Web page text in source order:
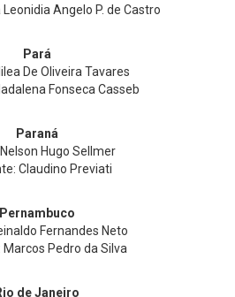
Angelo P. de Castro
Pará
De Oliveira Tavares
Fonseca Casseb
Paraná
Hugo Sellmer
Claudino Previati
Pernambuco
Fernandes Neto
Pedro da Silva
de Janeiro